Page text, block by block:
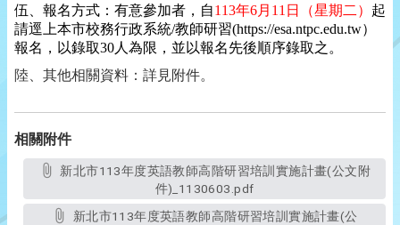
伍、報名方式：有意參加者，自113年6月11日（星期二） 起
請逕上本市校務行政系統/教師研習(https://esa.ntpc.edu.tw）
報名，以錄取30人為限，並以報名先後順序錄取之。
陸、其他相關資料：詳見附件。
相關附件
件)_1130603.pdf